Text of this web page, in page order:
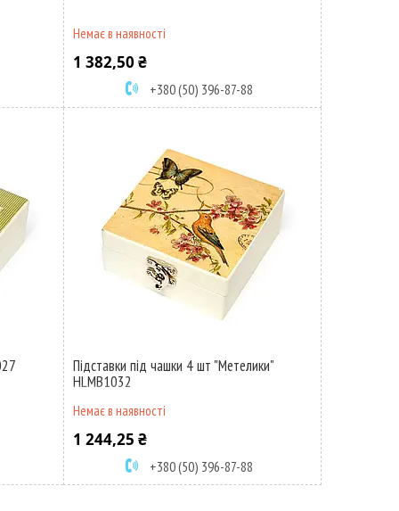
Немає в наявності
1 382,50 ₴
+380 (50) 396-87-88
Підставки під чашки 4 шт "Метелики"
HLMB1032
Немає в наявності
1 244,25 ₴
+380 (50) 396-87-88